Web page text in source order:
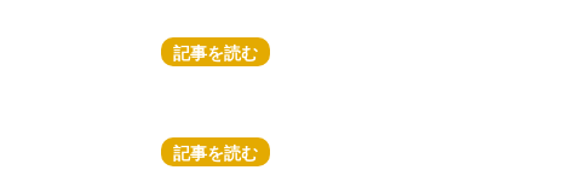
記事を読む
記事を読む